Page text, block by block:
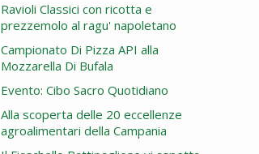
Ravioli Classici con ricotta e
prezzemolo al ragu' napoletano
Campionato Di Pizza API alla
Mozzarella Di Bufala
Evento: Cibo Sacro Quotidiano
Alla scoperta delle 20 eccellenze
agroalimentari della Campania